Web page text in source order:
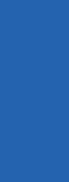
ist immer
werden
oder
Kinder
von
Von
werden
Kinder nach
Vollendung